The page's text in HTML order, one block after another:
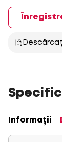
Informații